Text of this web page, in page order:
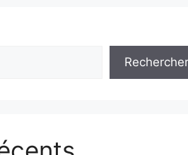
Rechercher